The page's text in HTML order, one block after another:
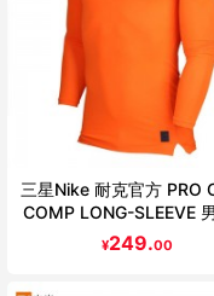
三星Nike 耐克官方 PRO
COMP LONG-SLEEVE
练紧身衣703088
¥249.00